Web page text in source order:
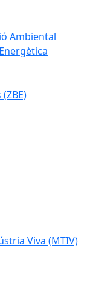
Ambiental
Viva (MTIV)